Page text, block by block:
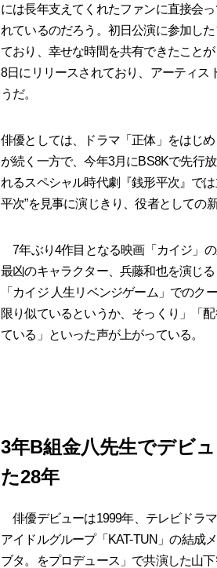
には長年支えてくれたファンに直接会
れているのだろう。初日公演に参加し
ており、幸せな時間を共有できたこと
8日にリリースされており、アーティス
うだ。
俳優としては、ドラマ「正体」をはじ
が続く一方で、今年3月にBS8Kで先行
れるスペシャル時代劇『銭形平次』で
平次”を見事に演じきり、役者としての
7年ぶり4作目となる映画「カイジ」
最凶のキャラクター、兵藤和也を演じ
「カイジ 人生リベンジゲーム」での
限り似ているというか、そっくり」「
ている」といった声が上がっている。
3年B組金八先生でデビ
た28年
俳優デビューは1999年、テレビドラ
アイドルグループ「KAT-TUN」の結成
ブタ。をプロデュース」で共演した山